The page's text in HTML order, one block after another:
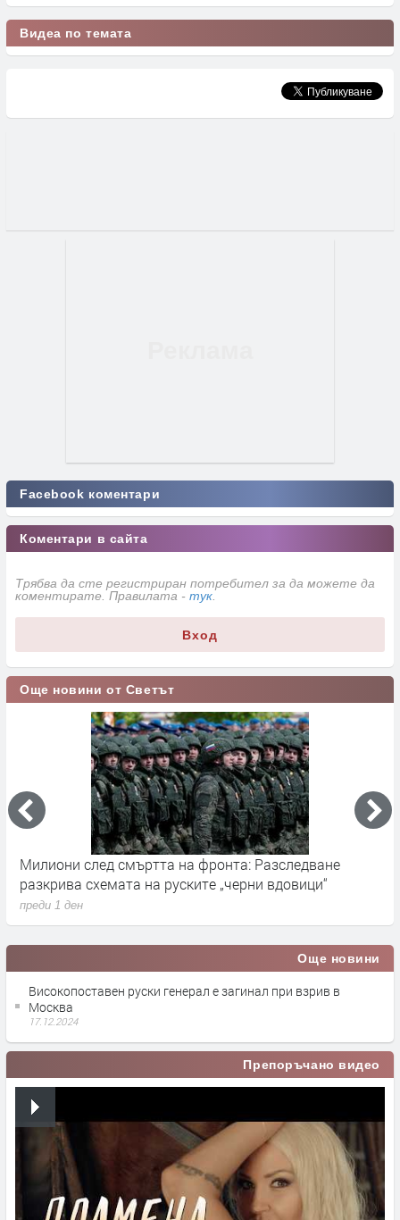
Видеа по темата
Facebook коментари
Коментари в сайта
Трябва да сте регистриран потребител за да можете да
коментирате. Правилата - тук
Вход
Още новини от Светът
Милиони след смъртта на фронта: Разследване
разкрива схемата на руските „черни вдовици“
преди 1 ден
Още новини
Високопоставен руски генерал е загинал при взрив в
Москва
17.12.2024
Препоръчано видео